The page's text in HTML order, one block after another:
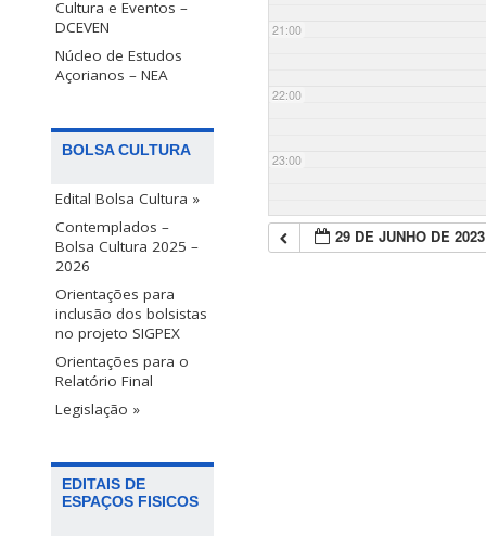
Cultura e Eventos –
DCEVEN
Núcleo de Estudos
Açorianos – NEA
BOLSA CULTURA
Edital Bolsa Cultura »
Contemplados –
Bolsa Cultura 2025 –
2026
Orientações para
inclusão dos bolsistas
no projeto SIGPEX
Orientações para o
Relatório Final
Legislação »
EDITAIS DE
ESPAÇOS FISICOS
21:00
22:00
23:00
29 DE JUNHO DE 2023